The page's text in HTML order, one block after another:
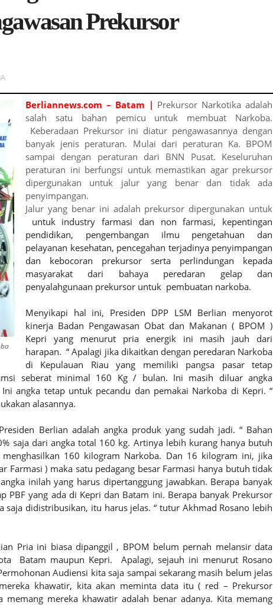
Prekursor
Berliannews.com – Batam | Prekursor Narkotika adalah
salah satu bahan pemicu untuk membuat Narkoba.
Keberadaan Prekursor ini diatur pengawasannya dengan
banyak jenis peraturan. Mulai dari peraturan Ka. BPOM
sampai dengan peraturan dari BNN Pusat. Keseluruhan
peraturan ini berfungsi untuk memastikan agar prekursor
dipergunakan untuk jalur yang benar dan tidak ada
penyimpangan.
Jalur yang benar ini adalah prekursor dipergunakan untuk
untuk industry farmasi dan non farmasi, kepentingan
pendidikan, pengembangan ilmu pengetahuan dan
pelayanan kesehatan, pencegahan terjadinya penyimpangan
dan kebocoran prekursor serta perlindungan kepada
masyarakat dari bahaya peredaran gelap dan
penyalahgunaan prekursor untuk pembuatan narkoba.
Menyikapi hal ini, Presiden DPP LSM Berlian menyorot
kinerja Badan Pengawasan Obat dan Makanan ( BPOM )
Kepri yang menurut pria energik ini masih jauh dari
harapan. “ Apalagi jika dikaitkan dengan peredaran Narkoba
di Kepulauan Riau yang memiliki pangsa pasar tetap
seberat minimal 160 Kg / bulan. Ini masih diluar angka
angka tetap untuk pecandu dan pemakai Narkoba di Kepri. “
alasannya.
Berlian adalah angka produk yang sudah jadi. “ Bahan
saja dari angka total 160 kg. Artinya lebih kurang hanya butuh
160 kilogram Narkoba. Dan 16 kilogram ini, jika
Farmasi ) maka satu pedagang besar Farmasi hanya butuh tidak
inilah yang harus dipertanggung jawabkan. Berapa banyak
PBF yang ada di Kepri dan Batam ini. Berapa banyak Prekursor
saja didistribusikan, itu harus jelas. “ tutur Akhmad Rosano lebih
Pria ini biasa dipanggil , BPOM belum pernah melansir data
Batam maupun Kepri. Apalagi, sejauh ini menurut Rosano
Audiensi kita saja sampai sekarang masih belum jelas
khawatir, kita akan meminta data itu ( red – Prekursor
mereka khawatir adalah benar adanya. Kita memang